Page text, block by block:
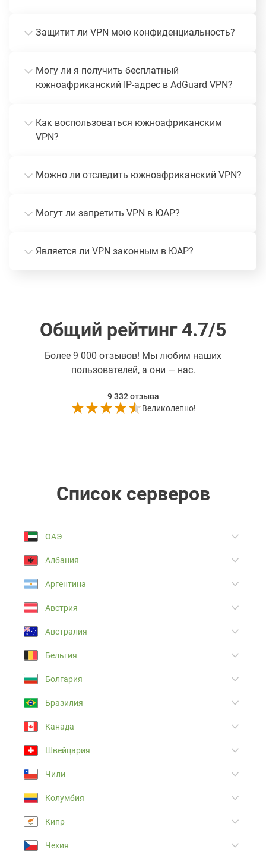
Защитит ли VPN мою конфиденциальность?
Могу ли я получить бесплатный
южноафриканский IP-адрес в AdGuard VPN?
Как воспользоваться южноафриканским
VPN?
Можно ли отследить южноафриканский VPN?
Могут ли запретить VPN в ЮАР?
Является ли VPN законным в ЮАР?
Общий рейтинг 4.7/5
Более 9 000 отзывов! Мы любим наших
пользователей, а они — нас.
9 332отзыва
Великолепно!
Список серверов
ОАЭ
Албания
Аргентина
Австрия
Австралия
Бельгия
Болгария
Бразилия
Канада
Швейцария
Чили
Колумбия
Кипр
Чехия